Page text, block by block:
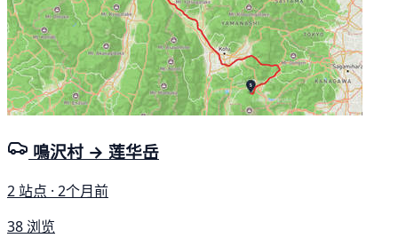
鳴沢村 → 莲华岳
2 站点 · 2个月前
38 浏览